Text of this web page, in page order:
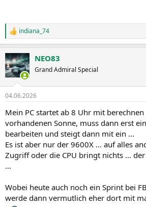
R
e
k
t
i
e
:
indiana_74
NEO83
Grand Admiral Special
04.06.2026
Mein PC startet ab 8 Uhr mit
vorhandenen Sonne, muss dann erst
bearbeiten und steigt dann mit ein ...
Es ist aber nur der 9600X ... auf alles
Zugriff oder die CPU bringt nichts ...
...
Wobei heute auch noch ein Sprint bei
werde dann vermutlich eher dort mit